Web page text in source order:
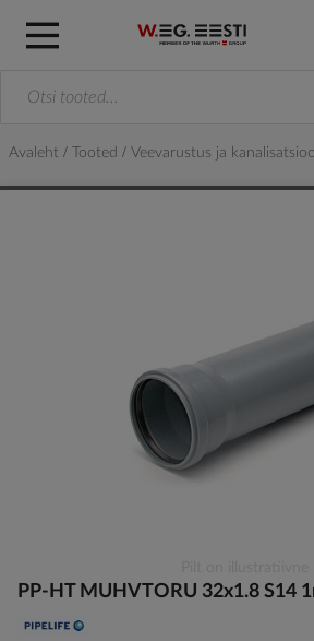
Avaleht Tooted Veevarustus ja
to
beginning
PP-HT MUHVTORU 32x1.8 S14